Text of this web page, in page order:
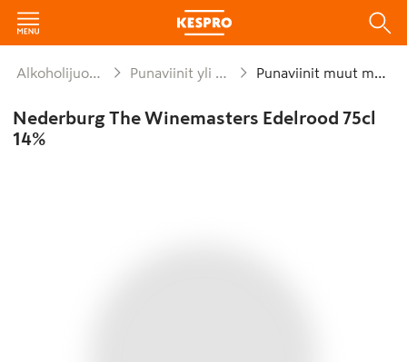
Alkoholijuomat Punaviinit yli 1,2% Punaviinit muut maat
Nederburg The Winemasters Edelrood 75cl
14%